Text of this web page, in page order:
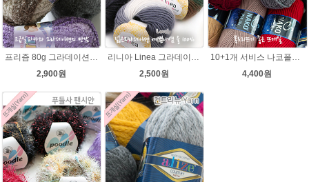
프리즘 80g 그라데이션 나염뜨개실 알파카울 목도리뜨기 뜨게실 뜨개질실
2,900원
리니아 Linea 그라데이션 나염 뜨개실 목도리털실 뜨개실
2,500원
10+1개 서비스 나코폴라 털실/폴라뜨개실 목도리뜨개질 수입뜨개실
4,400원